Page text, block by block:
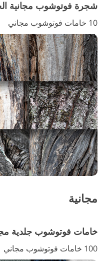
شجرة فوتوشوب مجانية
10 خامات فوتوشوب مجاني
مجانية
خامات فوتوشوب جلدية
100 خامات فوتوشوب مجاني